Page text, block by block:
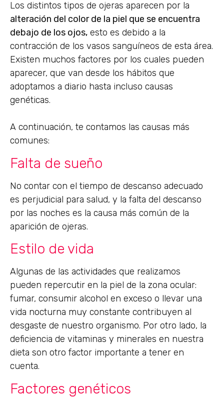
Los distintos tipos de ojeras aparecen por la
alteración del color de la piel que se encuentra
debajo de los ojos, esto es debido a la
contracción de los vasos sanguíneos de esta área.
Existen muchos factores por los cuales pueden
aparecer, que van desde los hábitos que
adoptamos a diario hasta incluso causas
genéticas.
A continuación, te contamos las causas más
comunes:
Falta de sueño
No contar con el tiempo de descanso adecuado
es perjudicial para salud, y la falta del descanso
por las noches es la causa más común de la
aparición de ojeras.
Estilo de vida
Algunas de las actividades que realizamos
pueden repercutir en la piel de la zona ocular:
fumar, consumir alcohol en exceso o llevar una
vida nocturna muy constante contribuyen al
desgaste de nuestro organismo. Por otro lado, la
deficiencia de vitaminas y minerales en nuestra
dieta son otro factor importante a tener en
cuenta.
Factores genéticos